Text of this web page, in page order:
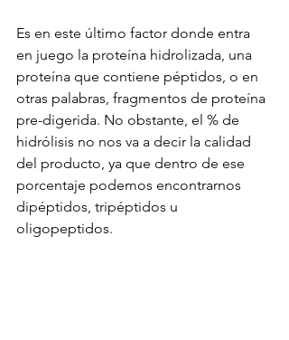
Es en este último factor donde entra
en juego la proteína hidrolizada, una
proteína que contiene péptidos, o en
otras palabras, fragmentos de proteína
pre-digerida. No obstante, el % de
hidrólisis no nos va a decir la calidad
del producto, ya que dentro de ese
porcentaje podemos encontrarnos
dipéptidos, tripéptidos u
oligopeptidos.